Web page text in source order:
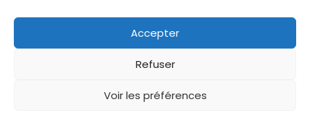
Accepter
Refuser
Voir les préférences